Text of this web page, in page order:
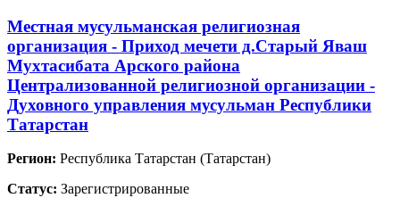
Местная мусульманская религиозная
организация - Приход мечети д.Старый Яваш
Мухтасибата Арского района
Централизованной религиозной организации -
Духовного управления мусульман Республики
Татарстан
Регион: Республика Татарстан (Татарстан)
Статус: Зарегистрированные